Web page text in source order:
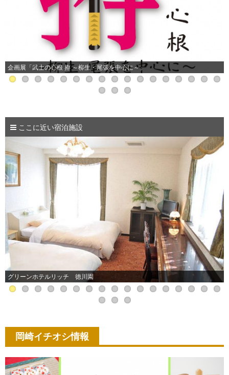
企画展「武士の心根 拵 ～柳生・尾張を中心に～」
ここに近い宿泊施設
グリーンホテルリッチ 徳川園
岡崎イチオシ情報